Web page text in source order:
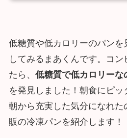
低糖質や低カロリーのパンを
してみるまあくんです。コ
たら、 低糖質で低カロリーな
を発見しました！朝食にピ
朝から充実した気分になれた
販の冷凍パンを紹介します！